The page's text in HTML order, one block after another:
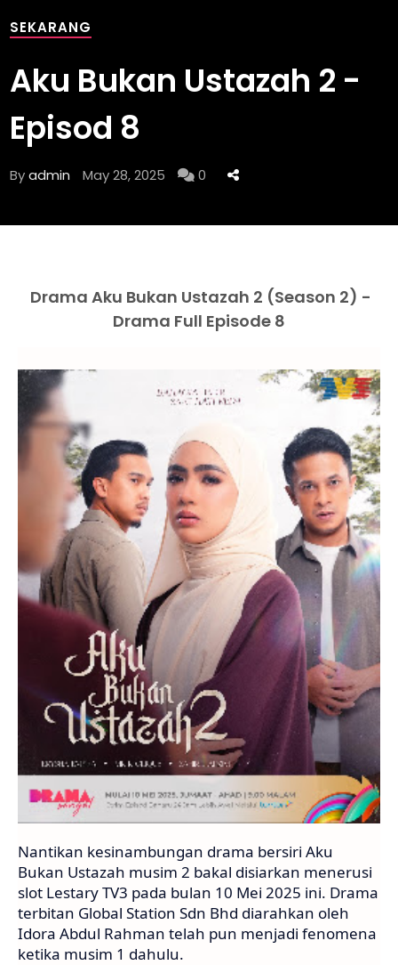
SEKARANG
Aku Bukan Ustazah 2 -
Episod 8
Byadmin May 28, 2025 0
Drama Aku Bukan Ustazah 2 (Season 2) -
Drama Full Episode 8
Nantikan kesinambungan drama bersiri Aku
Bukan Ustazah musim 2 bakal disiarkan menerusi
slot Lestary TV3 pada bulan 10 Mei 2025 ini. Drama
terbitan Global Station Sdn Bhd diarahkan oleh
Idora Abdul Rahman telah pun menjadi fenomena
ketika musim 1 dahulu.